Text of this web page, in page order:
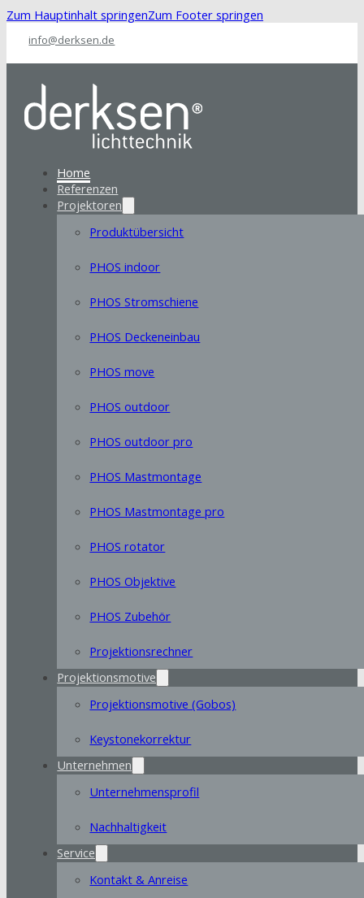
Zum Hauptinhalt springenZum Footer springen
info@derksen.de
Home
Referenzen
Projektoren
Produktübersicht
PHOS indoor
PHOS Stromschiene
PHOS Deckeneinbau
PHOS move
PHOS outdoor
PHOS outdoor pro
PHOS Mastmontage
PHOS Mastmontage pro
PHOS rotator
PHOS Objektive
PHOS Zubehör
Projektionsrechner
Projektionsmotive
Projektionsmotive (Gobos)
Keystonekorrektur
Unternehmen
Unternehmensprofil
Nachhaltigkeit
Service
Kontakt & Anreise